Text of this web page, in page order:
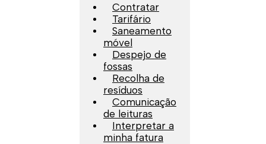
Contratar
Tarifário
Saneamento
móvel
Despejo de
fossas
Recolha de
resíduos
Comunicação
de leituras
Interpretar a
minha fatura